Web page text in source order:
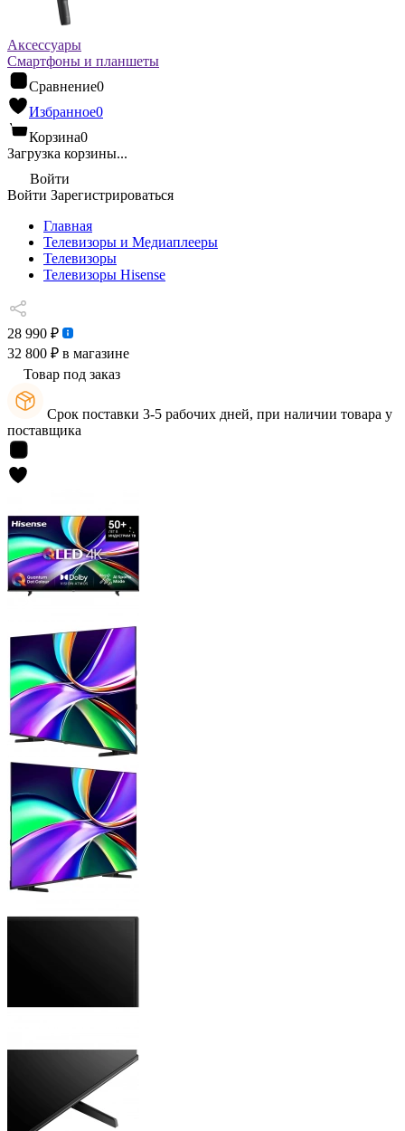
Аксессуары
Смартфоны и планшеты
Сравнение0
Избранное0
Корзина0
Загрузка корзины...
Войти
Войти Зарегистрироваться
Главная
Телевизоры и Медиаплееры
Телевизоры
Телевизоры Hisense
28 990 ₽
32 800 ₽ в магазине
Товар под заказ
Срок поставки 3-5 рабочих дней, при наличии товара у
поставщика